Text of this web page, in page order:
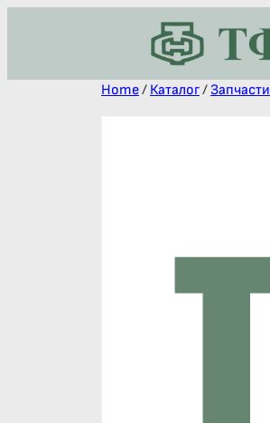
Home/ Каталог/ Запчасти